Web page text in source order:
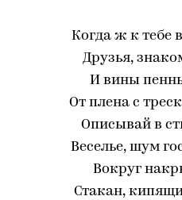
Когда ж к тебе
Друзья,
И вины
От плена с
Описывай в
Веселье, шум
Вокруг
Стакан,